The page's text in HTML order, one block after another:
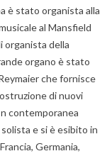
è stato organista alla
al Mansfield
organista della
organo è stato
che fornisce
di nuovi
contemporanea
e si è esibito in
Germania,